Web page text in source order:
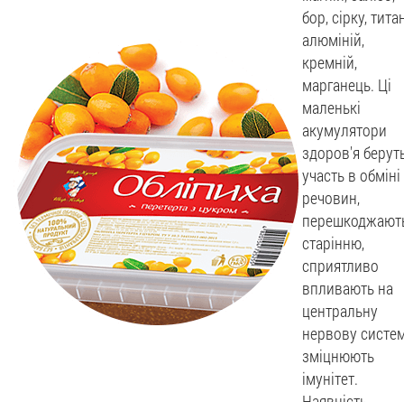
бор, сірку,
алюміній,
кремній,
марганець. Ці
маленькі
акумулятори
здоров'я
участь в обміні
речовин,
старінню,
сприятливо
впливають на
центральну
нервову
зміцнюють
імунітет.